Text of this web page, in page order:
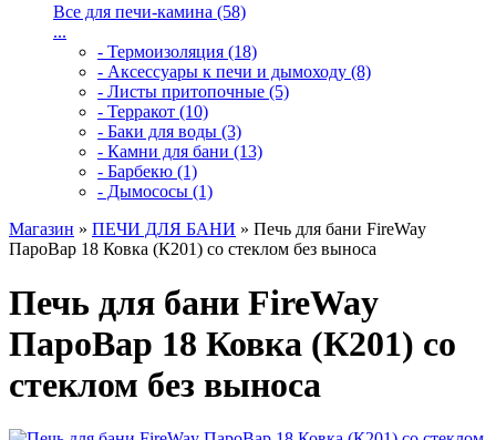
Все для печи-камина (58)
...
- Термоизоляция (18)
- Аксессуары к печи и дымоходу (8)
- Листы притопочные (5)
- Терракот (10)
- Баки для воды (3)
- Камни для бани (13)
- Барбекю (1)
- Дымососы (1)
Магазин » ПЕЧИ ДЛЯ БАНИ » Печь для бани FireWay
ПароВар 18 Ковка (К201) со стеклом без выноса
Печь для бани FireWay
ПароВар 18 Ковка (К201) со
стеклом без выноса